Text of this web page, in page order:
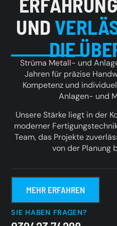
UND
DIE
Strüma Metall- und
Jahren für präzise
Kompetenz und
Anlagen- und
Unsere Stärke liegt in der
moderner
Team, das Projekte
von der Planung
MEHR ERFAHREN
SIE HABEN FRAGEN?